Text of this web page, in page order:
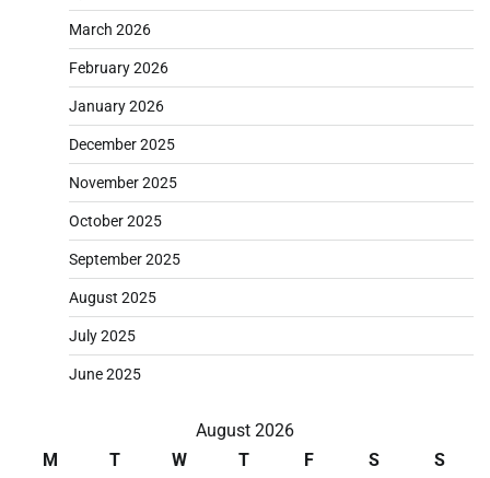
March 2026
February 2026
January 2026
December 2025
November 2025
October 2025
September 2025
August 2025
July 2025
June 2025
August 2026
M
T W T F S
S